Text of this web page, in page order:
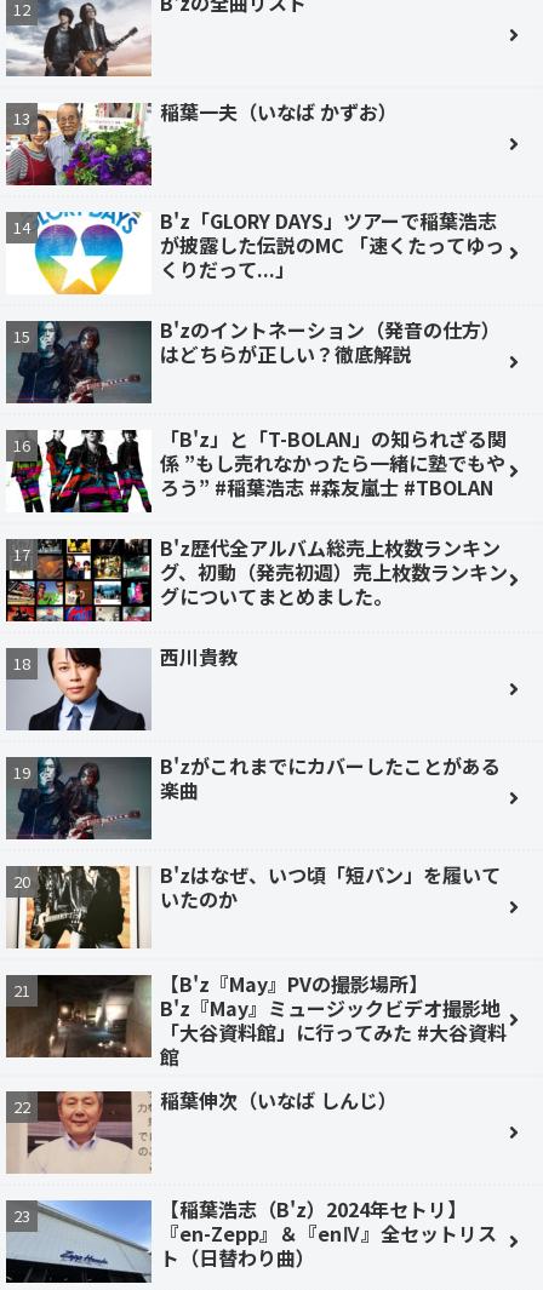
稲葉一夫（いなば かずお）
B'z「GLORY DAYS」ツアーで稲葉浩志
が披露した伝説のMC 「速くたってゆっ
くりだって...」
B'zのイントネーション（発音の仕方）
はどちらが正しい？徹底解説
「B'z」と「T-BOLAN」の知られざる関
係 ”もし売れなかったら一緒に塾でもや
ろう” #稲葉浩志 #森友嵐士 #TBOLAN
B'z歴代全アルバム総売上枚数ランキン
グ、初動（発売初週）売上枚数ランキン
グについてまとめました。
西川貴教
B'zがこれまでにカバーしたことがある
楽曲
B'zはなぜ、いつ頃「短パン」を履いて
いたのか
【B'z『May』PVの撮影場所】
B'z『May』ミュージックビデオ撮影地
「大谷資料館」に行ってみた #大谷資料
館
稲葉伸次（いなば しんじ）
【稲葉浩志（B'z）2024年セトリ】
『en-Zepp』＆『enⅣ』全セットリス
ト（日替わり曲）